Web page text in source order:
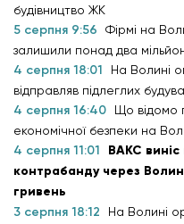
будівництво ЖК
5 серпня 9:56
Фірмі на
залишили понад два
4 серпня 18:01
На Волині
відправляв підлеглих
4 серпня 16:40
Що відомо
економічної безпеки на
4 серпня 11:01
ВАКС виніс
контрабанду через
гривень
3 серпня 18:12
На Волині